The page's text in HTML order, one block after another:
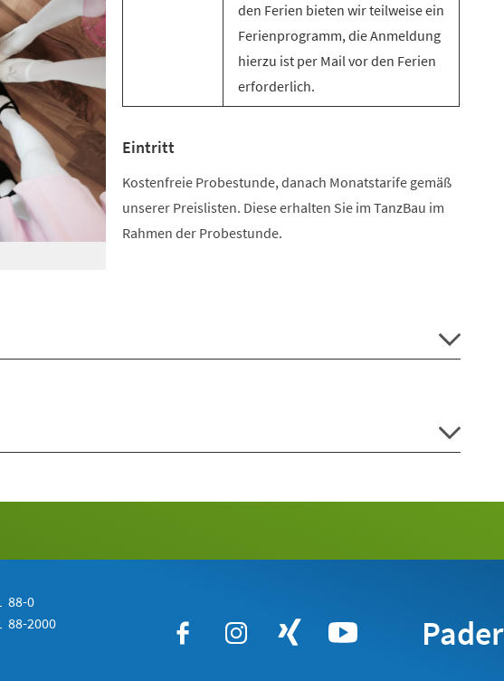
den Ferien bieten wir teilweise ein
Ferienprogramm, die Anmeldung
hierzu ist per Mail vor den Ferien
erforderlich.
Eintritt
Kostenfreie Probestunde, danach Monatstarife gemäß
unserer Preislisten. Diese erhalten Sie im TanzBau im
Rahmen der Probestunde.
88-0
88-2000